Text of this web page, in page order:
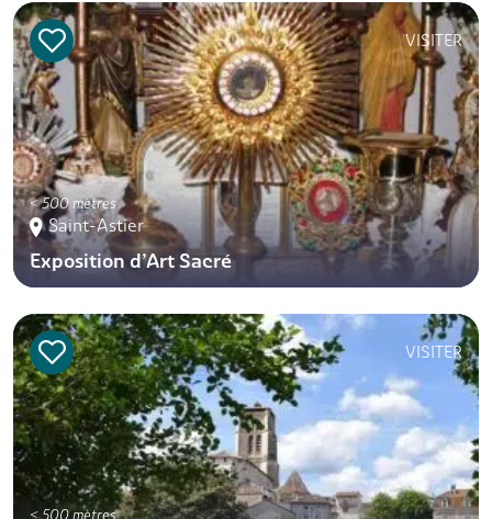
VISITER
< 500 mètres
Saint-Astier
Exposition d’Art Sacré
VISITER
< 500 mètres